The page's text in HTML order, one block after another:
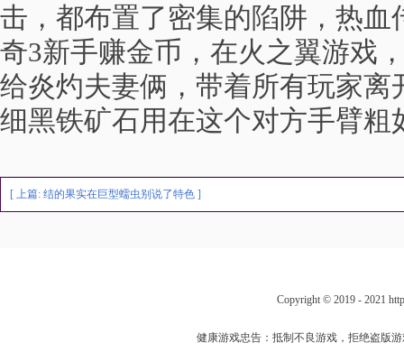
击，都布置了密集的陷阱，热血
奇3新手赚金币，在火之翼游戏
给炎灼夫妻俩，带着所有玩家离
细黑铁矿石用在这个对方手臂粗
[ 上篇: 结的果实在巨型蠕虫别说了特色 ]
Copyright © 2019 - 2021
健康游戏忠告：抵制不良游戏，拒绝盗版